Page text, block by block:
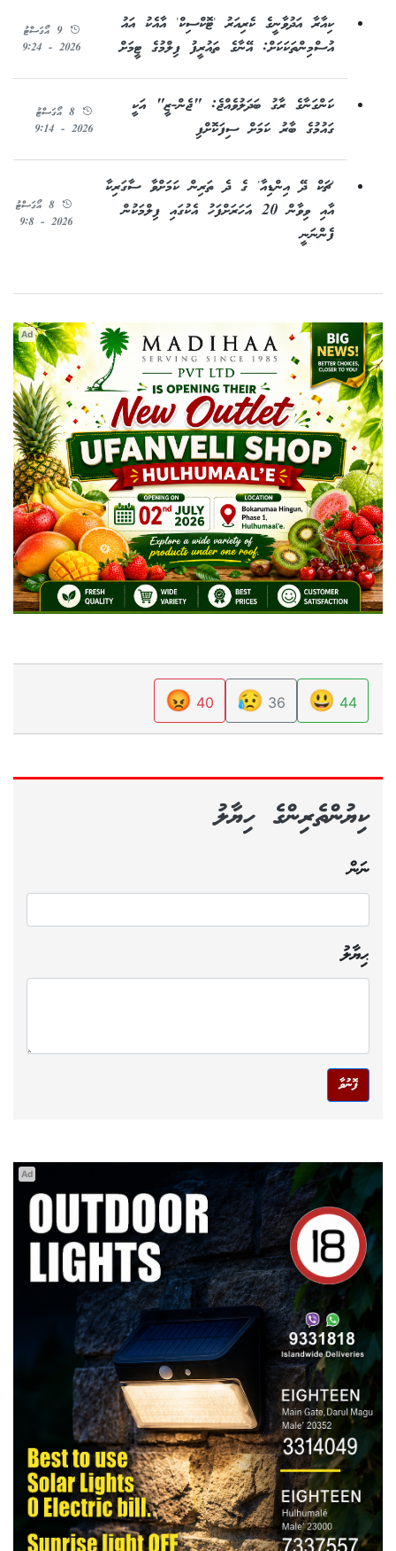
ކިއާރާ އަދުވާނީގެ ކެރިއަރު 'ޓޮކްސިކް' އާއެކު އައު
އުސްމިންތަކަކަށް: އޭނާގެ ތައުރީފު ފިލްމުގެ ޓީމަށް
9 އޯގަސްޓު
2026 - 9:24
ކަންގަނާގެ ރާގު ބަދަލުވެއްޖެ: "ޖެން-ޒީ" އަކީ
ގައުމުގެ ބާރު ކަމަށް ސިފަކޮށްފި
8 އޯގަސްޓު
2026 - 9:14
'ޗަކް ދޭ އިންޑިއާ' ގެ ދެ ތަރިން ކަމަށްވާ ސާގަރިކާ
އާއި ވިވާން 20 އަހަރަށްފަހު އެކުގައި ފިލްމަކުން
ފެންނަނީ
8 އޯގަސްޓު
2026 - 9:8
Ad
44
😃
36
😥
40
😡
ކިޔުންތެރިންގެ ހިޔާލު
ނަން
ޙިޔާލު
ފޮނުވާ
Ad